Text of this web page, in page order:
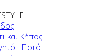
και Κήπος
- Ποτό